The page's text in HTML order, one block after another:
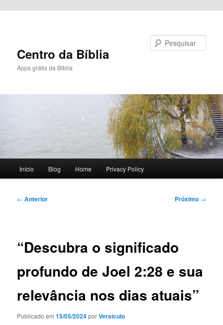
Centro da Bíblia
Apps grátis da Biblia
principal
Início Blog Home Privacy Policy
Navegação
← Anterior Próximo →
“Descubra o significado
profundo de Joel 2:28 e sua
relevância nos dias atuais”
Publicado em15/05/2024porVersiculo